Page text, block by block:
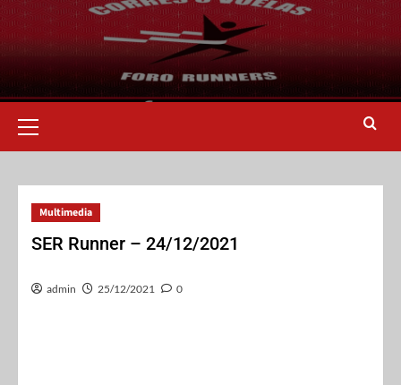
Multimedia
SER Runner – 24/12/2021
admin 25/12/2021 0